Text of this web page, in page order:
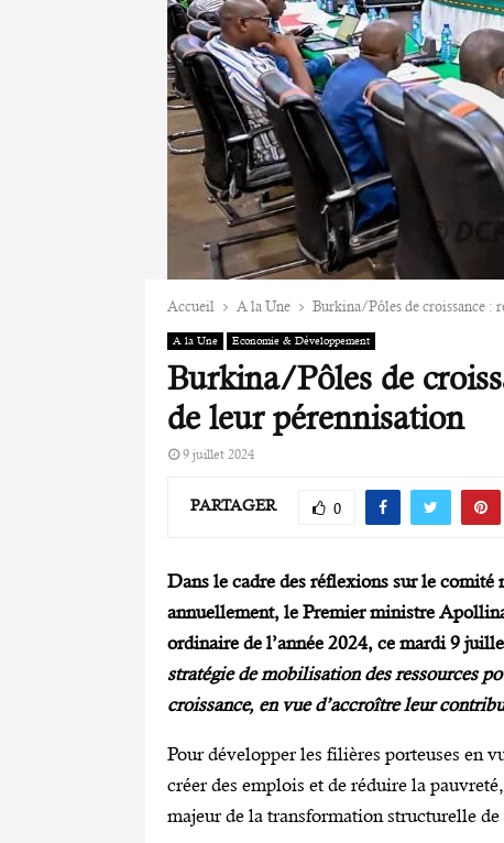
Accueil A la Une Burkina/Pôles de croissance :
A la Une Economie & Développement
Burkina/Pôles de
de leur pérennisation
9 juillet 2024
PARTAGER 0
Dans le cadre des réflexions sur le comité
annuellement, le Premier ministre
ordinaire de l’année 2024, ce mardi 9
stratégie de mobilisation des ressources
croissance, en vue d’accroître leur
Pour développer les filières porteuses en
créer des emplois et de réduire la
majeur de la transformation structurelle de